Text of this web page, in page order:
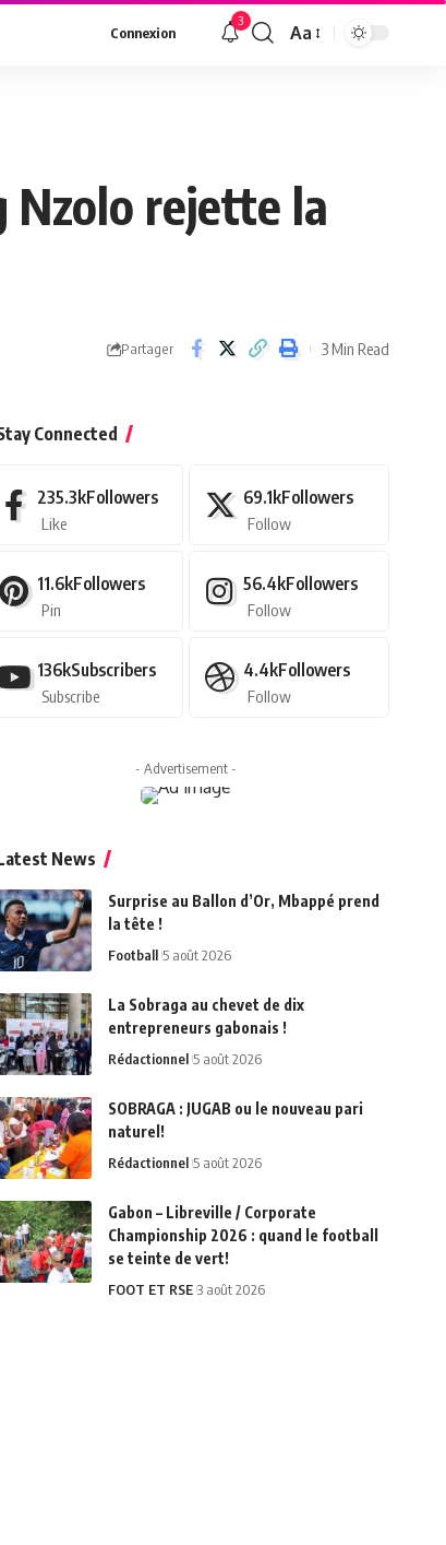
Connexion
3
Aa
Nzolo rejette la
Partager 3 Min Read
Connected
235.3kFollowers
Like
69.1kFollowers
Follow
11.6kFollowers
Pin
56.4kFollowers
Follow
136kSubscribers
Subscribe
4.4kFollowers
Follow
- Advertisement -
News
Surprise au Ballon d’Or, Mbappé prend
la tête !
Football 5 août 2026
La Sobraga au chevet de dix
entrepreneurs gabonais !
Rédactionnel 5 août 2026
SOBRAGA : JUGAB ou le nouveau pari
naturel!
Rédactionnel 5 août 2026
Gabon – Libreville / Corporate
Championship 2026 : quand le football
se teinte de vert!
FOOT ET RSE 3 août 2026